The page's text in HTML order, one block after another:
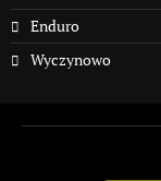
Enduro
Wyczynowo